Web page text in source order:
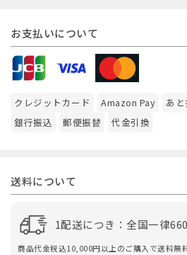
お支払いについて
クレジットカード Amazon Pay
あと
銀行振込
郵便振替 代金引換
送料について
1配送につき：全国一律
商品代金税込10,000円以上のご購入で送料無